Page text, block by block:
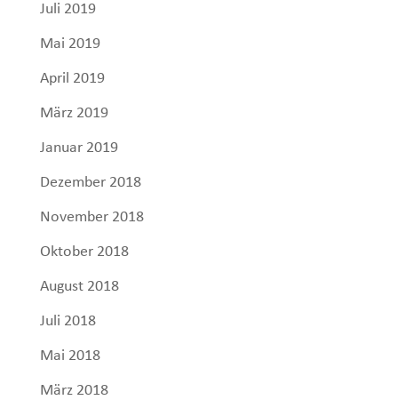
Juli 2019
Mai 2019
April 2019
März 2019
Januar 2019
Dezember 2018
November 2018
Oktober 2018
August 2018
Juli 2018
Mai 2018
März 2018